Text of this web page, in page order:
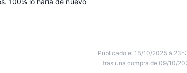
Publicado el 15/10/2025 à
tras una compra de 09/10/